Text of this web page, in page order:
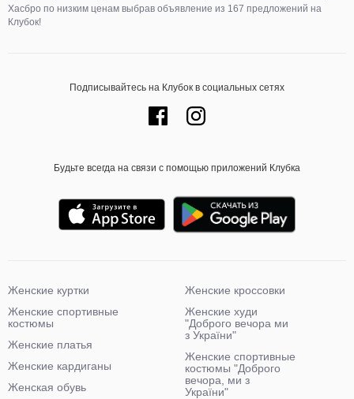
Хасбро по низким ценам выбрав объявление из 167 предложений на
Клубок!
Подписывайтесь на Клубок в социальных сетях
Будьте всегда на связи с помощью приложений Клубка
Женские куртки
Женские спортивные
костюмы
Женские платья
Женские кардиганы
Женская обувь
Женские кроссовки
Женские худи
"Доброго вечора ми
з України"
Женские спортивные
костюмы "Доброго
вечора, ми з
України"